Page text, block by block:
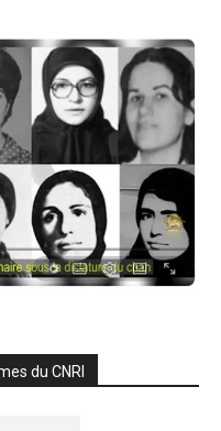
du CNRI